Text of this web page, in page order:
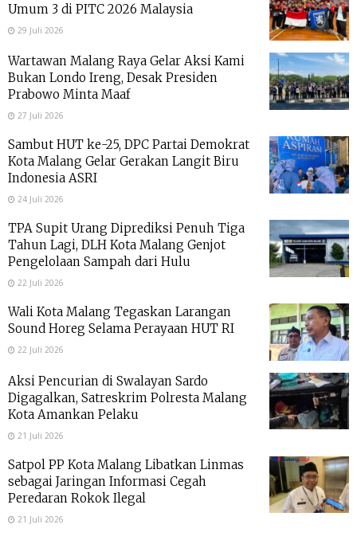
Umum 3 di PITC 2026 Malaysia
29 Juli 2026
Wartawan Malang Raya Gelar Aksi Kami
Bukan Londo Ireng, Desak Presiden
Prabowo Minta Maaf
27 Juli 2026
Sambut HUT ke-25, DPC Partai Demokrat
Kota Malang Gelar Gerakan Langit Biru
Indonesia ASRI
24 Juli 2026
TPA Supit Urang Diprediksi Penuh Tiga
Tahun Lagi, DLH Kota Malang Genjot
Pengelolaan Sampah dari Hulu
22 Juli 2026
Wali Kota Malang Tegaskan Larangan
Sound Horeg Selama Perayaan HUT RI
22 Juli 2026
Aksi Pencurian di Swalayan Sardo
Digagalkan, Satreskrim Polresta Malang
Kota Amankan Pelaku
21 Juli 2026
Satpol PP Kota Malang Libatkan Linmas
sebagai Jaringan Informasi Cegah
Peredaran Rokok Ilegal
21 Juli 2026